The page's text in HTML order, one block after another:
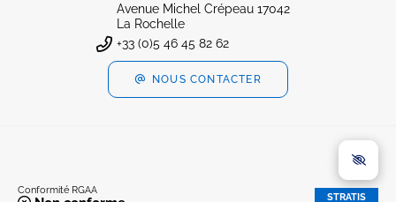
Avenue Michel Crépeau 17042
La Rochelle
+33 (0)5 46 45 82 62
NOUS CONTACTER
Conformité RGAA
STRATIS